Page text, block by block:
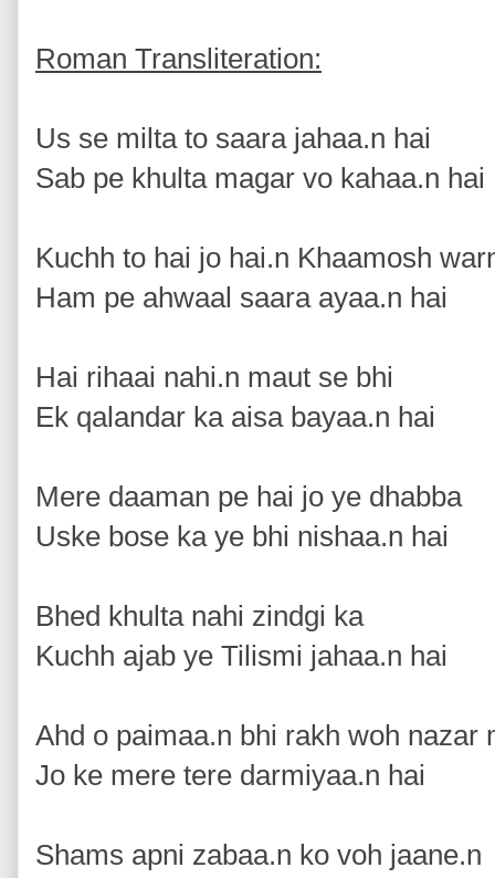
Roman Transliteration:
Us se milta to saara jahaa.n hai
Sab pe khulta magar vo kahaa.n hai
Kuchh to hai jo hai.n Khaamosh
Ham pe ahwaal saara ayaa.n hai
Hai rihaai nahi.n maut se bhi
Ek qalandar ka aisa bayaa.n hai
Mere daaman pe hai jo ye dhabba
Uske bose ka ye bhi nishaa.n hai
Bhed khulta nahi zindgi ka
Kuchh ajab ye Tilismi jahaa.n hai
Ahd o paimaa.n bhi rakh woh nazar
Jo ke mere tere darmiyaa.n hai
Shams apni zabaa.n ko voh jaane.n